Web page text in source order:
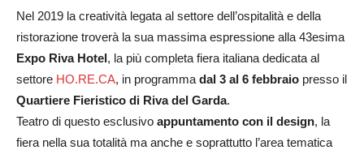
Nel 2019 la creatività legata al settore dell’ospitalità e della
ristorazione troverà la sua massima espressione alla 43esima
Expo Riva Hotel, la più completa fiera italiana dedicata al
settore HO.RE.CA, in programma dal 3 al 6 febbraio presso il
Quartiere Fieristico di Riva del Garda.
Teatro di questo esclusivo appuntamento con il design, la
fiera nella sua totalità ma anche e soprattutto l’area tematica